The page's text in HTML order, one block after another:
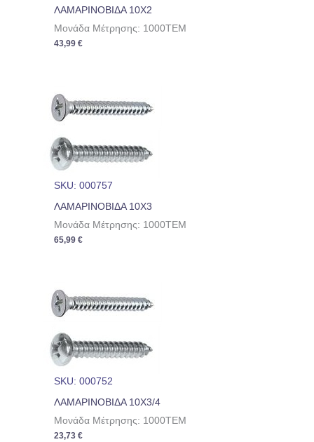
ΛΑΜΑΡΙΝΟΒΙΔΑ 10Χ2
Μονάδα Μέτρησης: 1000TEM
43,99€
SKU: 000757
ΛΑΜΑΡΙΝΟΒΙΔΑ 10Χ3
Μονάδα Μέτρησης: 1000TEM
65,99€
SKU: 000752
ΛΑΜΑΡΙΝΟΒΙΔΑ 10Χ3/4
Μονάδα Μέτρησης: 1000TEM
23,73€